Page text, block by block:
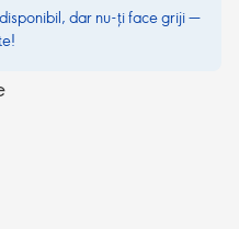
dar nu-ți face griji —